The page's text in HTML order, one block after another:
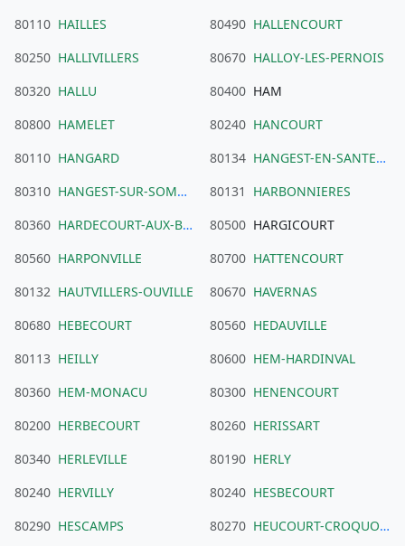
80110 HAILLES 80490 HALLENCOURT
80250 HALLIVILLERS 80670 HALLOY-LES-PERNOIS
80320 HALLU 80400 HAM
80800 HAMELET 80240 HANCOURT
80110 HANGARD 80134 HANGEST-EN-SANTERRE
80310 HANGEST-SUR-SOMME 80131
HARBONNIERES
80360 HARDECOURT-AUX-BOIS 80500 HARGICOURT
80560 HARPONVILLE 80700 HATTENCOURT
80132 HAUTVILLERS-OUVILLE 80670 HAVERNAS
80680 HEBECOURT 80560 HEDAUVILLE
80113 HEILLY 80600 HEM-HARDINVAL
80360 HEM-MONACU 80300 HENENCOURT
80200 HERBECOURT 80260 HERISSART
80340 HERLEVILLE 80190 HERLY
80240 HERVILLY 80240 HESBECOURT
80290 HESCAMPS 80270 HEUCOURT-CROQUOISON